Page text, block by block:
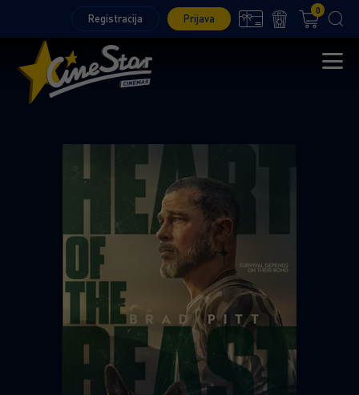
Registracija Prijava
0